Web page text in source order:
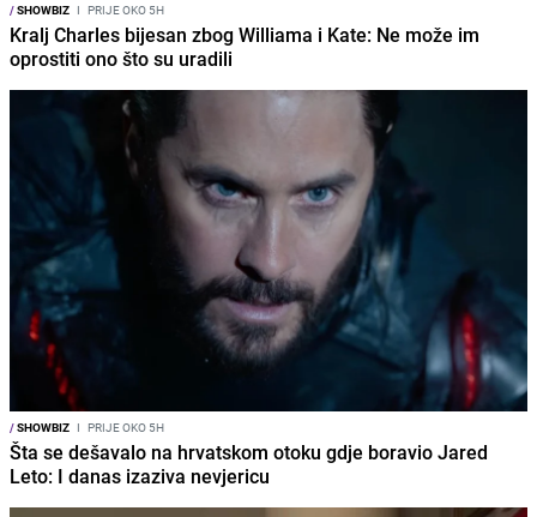
/SHOWBIZ I PRIJE OKO 5H
Kralj Charles bijesan zbog Williama i Kate: Ne može im
oprostiti ono što su uradili
/SHOWBIZ I PRIJE OKO 5H
Šta se dešavalo na hrvatskom otoku gdje boravio Jared
Leto: I danas izaziva nevjericu